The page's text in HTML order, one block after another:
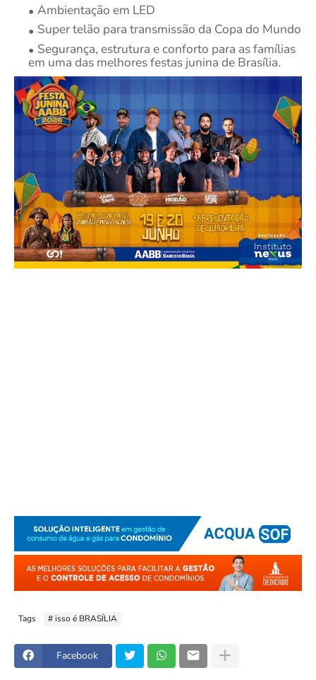
Ambientação em LED
Super telão para transmissão da Copa do Mundo
Segurança, estrutura e conforto para as famílias
em uma das melhores festas junina de Brasília.
Tags # isso é BRASÍLIA
Facebook